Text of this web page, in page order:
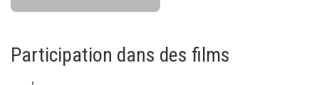
Participation dans des films